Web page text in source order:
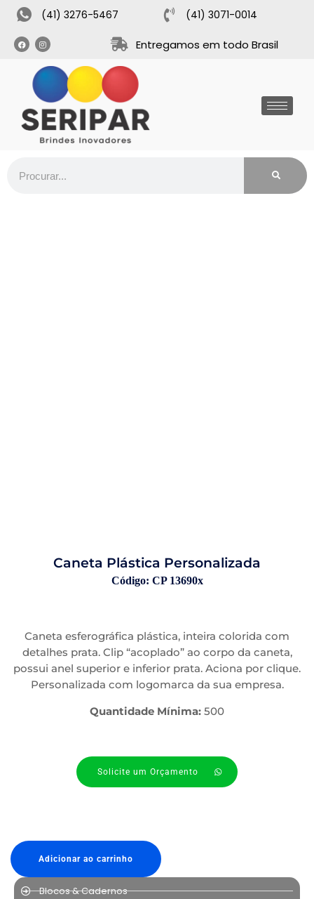
(41) 3276-5467 (41) 3071-0014
Entregamos em todo Brasil
Caneta Plástica Personalizada
Código: CP 13690x
Caneta esferográfica plástica, inteira colorida com
detalhes prata. Clip “acoplado” ao corpo da caneta,
possui anel superior e inferior prata. Aciona por clique.
Personalizada com logomarca da sua empresa.
Quantidade Mínima: 500
Solicite um Orçamento
Adicionar ao carrinho
Blocos & Cadernos